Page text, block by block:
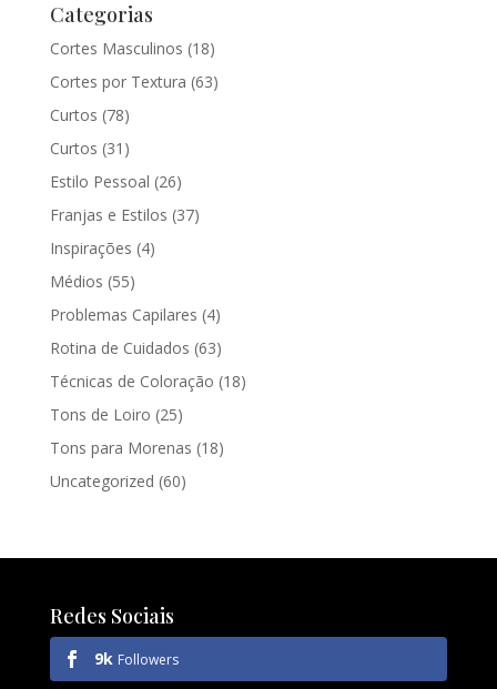
Categorias
Cortes Masculinos (18)
Cortes por Textura (63)
Curtos (78)
Curtos (31)
Estilo Pessoal (26)
Franjas e Estilos (37)
Inspirações (4)
Médios (55)
Problemas Capilares (4)
Rotina de Cuidados (63)
Técnicas de Coloração (18)
Tons de Loiro (25)
Tons para Morenas (18)
Uncategorized (60)
Redes Sociais
9k Followers